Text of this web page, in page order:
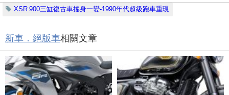
XSR 900三缸復古車搖身一變-1990年代超級跑車重現
新車．絕版車相關文章